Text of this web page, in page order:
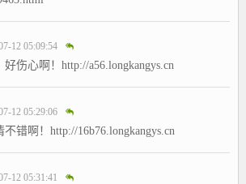
12 05:09:54
伤心啊！http://a56.longkangys.cn
12 05:29:06
错啊！http://16b76.longkangys.cn
12 05:31:41